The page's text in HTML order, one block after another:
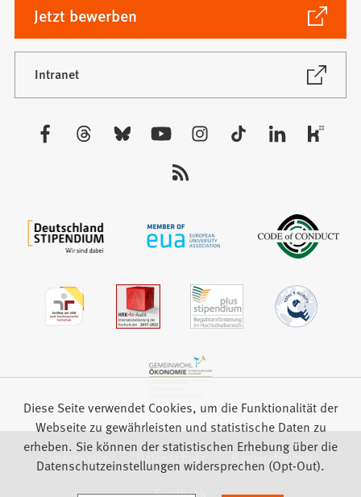
Jetzt bewerben
(Öffnet
in
einem
neuen
Tab)
Intranet
(Öffnet
neuen
Besuchen
Impressum Datenschutz
Barrierefreiheit
Feedback
Diese Seite verwendet Cookies, um die Funktionalität der
Webseite zu gewährleisten und statistische Daten zu
erheben. Sie können der statistischen Erhebung über die
Datenschutzeinstellungen widersprechen (Opt-Out).